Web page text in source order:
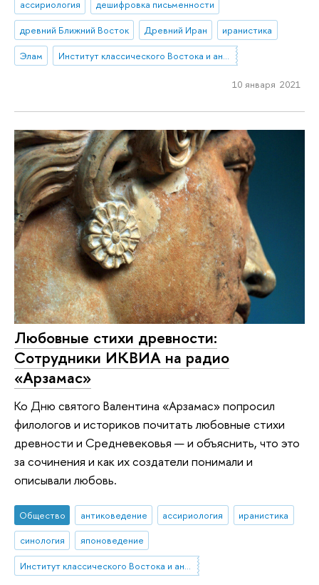
ассириология
дешифровка письменности
древний Ближний Восток
Древний Иран
иранистика
Элам
Институт классического Востока и античности
10 января 2021
Любовные стихи древности:
Сотрудники ИКВИА на радио
«Арзамас»
Ко Дню святого Валентина «Арзамас» попросил
филологов и историков почи­тать любовные стихи
древности и Средневековья — и объяснить, что это
за сочинения и как их создатели понимали и
описывали любовь.
Общество антиковедение ассириология
иранистика
синология
японоведение
Институт классического Востока и античности